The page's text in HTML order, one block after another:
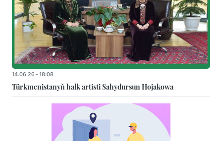
14.06.26 - 18:08
Türkmenistanyň halk artisti Sahydursun Hojakowa